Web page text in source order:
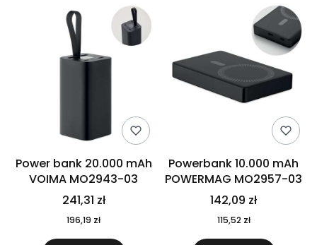
Power bank 20.000 mAh
VOIMA MO2943-03
241,31 zł
196,19 zł
Powerbank 10.000 mAh
POWERMAG MO2957-03
142,09 zł
115,52 zł